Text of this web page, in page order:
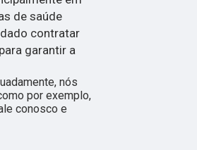
de saúde
contratar
garantir a
nós
por exemplo,
conosco e